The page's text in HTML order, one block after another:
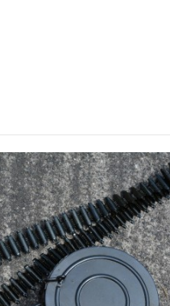
用
加
工
済
み
入
っ
た
よ